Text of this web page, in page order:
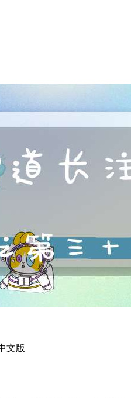
文版